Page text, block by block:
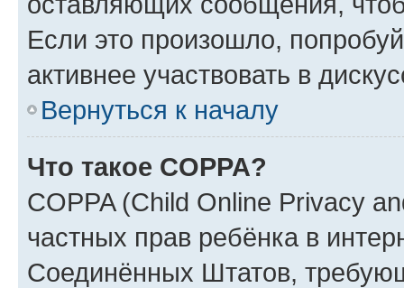
Если это произошло,
активнее участвовать в
Вернуться к началу
Что такое COPPA?
COPPA (Child Online Privacy
частных прав ребёнка в
Соединённых Штатов,